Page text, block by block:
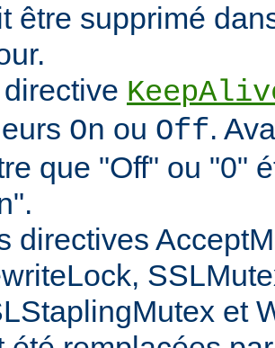
être supprimé
On ou Off.
que "Off" ou "0"
directives
et